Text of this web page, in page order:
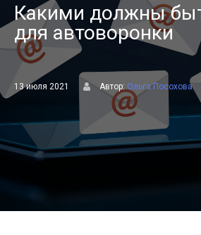
Какими должны
для автоворонки
13 июля 2021 Автор: Ольга Посохова